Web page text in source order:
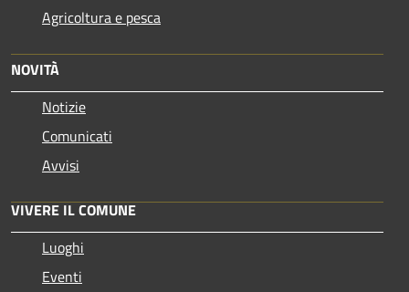
Agricoltura e pesca
NOVITÀ
Notizie
Comunicati
Avvisi
VIVERE IL COMUNE
Luoghi
Eventi